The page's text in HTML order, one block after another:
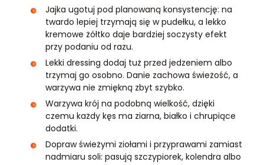
Jajka ugotuj pod planowaną konsystencję: na
twardo lepiej trzymają się w pudełku, a lekko
kremowe żółtko daje bardziej soczysty efekt
przy podaniu od razu.
Lekki dressing dodaj tuż przed jedzeniem albo
trzymaj go osobno. Danie zachowa świeżość, a
warzywa nie zmiękną zbyt szybko.
Warzywa krój na podobną wielkość, dzięki
czemu każdy kęs ma ziarna, białko i chrupiące
dodatki.
Dopraw świeżymi ziołami i przyprawami zamiast
nadmiaru soli: pasują szczypiorek, kolendra albo